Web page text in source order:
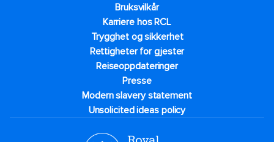
Bruksvilkår
Karriere hos RCL
Trygghet og sikkerhet​
Rettigheter for gjester
Reiseoppdateringer
Presse
Modern slavery statement
Unsolicited ideas policy